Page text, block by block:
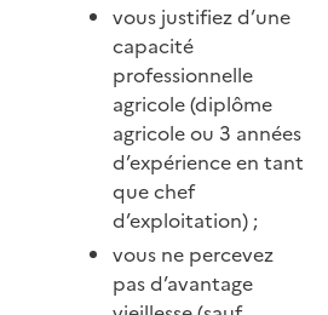
vous justifiez d’une
capacité
professionnelle
agricole (diplôme
agricole ou 3 années
d’expérience en tant
que chef
d’exploitation) ;
vous ne percevez
pas d’avantage